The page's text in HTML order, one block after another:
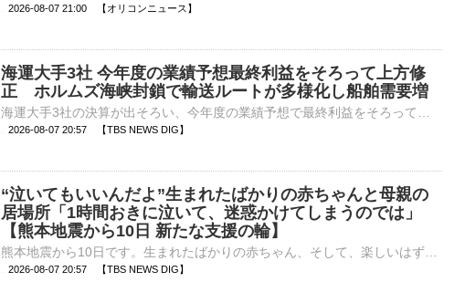
2026-08-07 21:00 【オリコンニュース】
海運大手3社 今年度の業績予想最終利益をそろって上方修
正 ホルムズ海峡封鎖で輸送ルートが多様化し船舶需要増
2026-08-07 20:57 【TBS NEWS DIG】
“泣いてもいいんだよ”生まれたばかりの赤ちゃんと母親の
居場所「1時間おきに泣いて、迷惑かけてしまうのでは」
【熊本地震から10日 新たな支援の輪】
2026-08-07 20:57 【TBS NEWS DIG】